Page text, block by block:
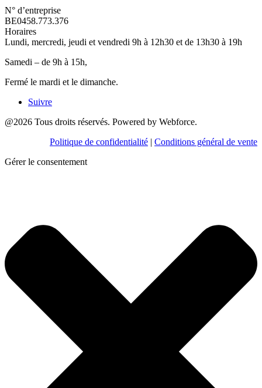
N° d’entreprise
BE0458.773.376
Horaires
Lundi, mercredi, jeudi et vendredi 9h à 12h30 et de 13h30 à 19h
Samedi – de 9h à 15h,
Fermé le mardi et le dimanche.
Suivre
@2026 Tous droits réservés. Powered by Webforce.
Politique de confidentialité | Conditions général de vente
Gérer le consentement